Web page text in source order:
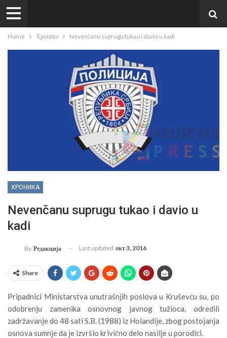
Home Хроника Nevenčanu suprugu tukao i davio u kadi
ХРОНИКА
Nevenčanu suprugu tukao i davio u
kadi
By Редакција Last updated окт 3, 2016
Share
Pripadnici Ministarstva unutrašnjih poslova u Kruševcu su, po
odobrenju zamenika osnovnog javnog tužioca, odredili
zadržavanje do 48 sati S.B. (1988) iz Holandije, zbog postojanja
osnova sumnje da je izvršio krivično delo nasilje u porodici.